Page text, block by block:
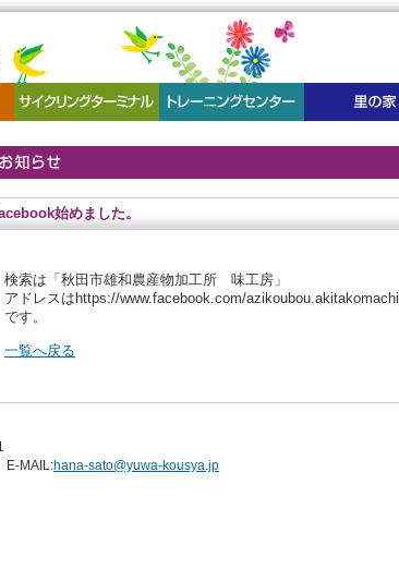
始めました。
検索は「秋田市雄和農産物加工所 味工房」
アドレスはhttps://www.facebook.com/azikoubou.akitakomachi
です。
一覧へ戻る
MAIL:hana-sato@yuwa-kousya.jp